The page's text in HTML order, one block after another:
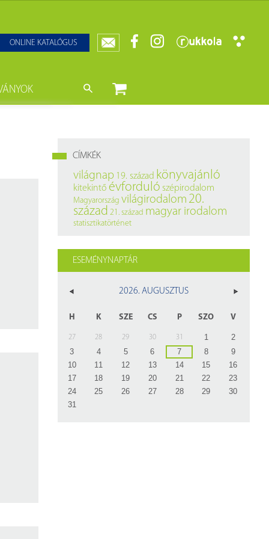
ONLINE KATALÓGUS
CÍMKÉK
világnap 19. század könyvajánló
kitekintő évforduló szépirodalom
Magyarország világirodalom 20.
század 21. század magyar irodalom
statisztikatörténet
ESEMÉNYNAPTÁR
2026. AUGUSZTUS
H K SZE CS P SZO V
27 28 29 30 31 1
2
3
4 5 6 7 8
9
10
11 12 13 14 15
16
17
18 19 20 21 22
23
24
25 26 27 28 29
30
31